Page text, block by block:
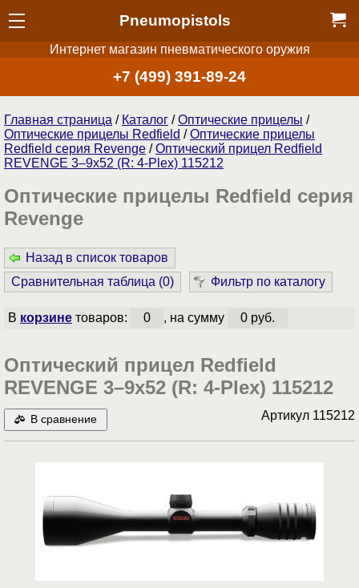
Pneumopistols
Интернет магазин пневматического оружия
+7 (499) 391-89-24
Главная страница / Каталог /Оптические прицелы /
Оптические прицелы Redfield /Оптические прицелы
Redfield серия Revenge /Оптический прицел Redfield
REVENGE 3–9x52 (R: 4-Plex) 115212
Оптические прицелы Redfield серия
Revenge
Назад в список товаров
Сравнительная таблица (0) Фильтр по каталогу
В корзинетоваров: 0 , на сумму 0 руб.
Оптический прицел Redfield
REVENGE 3–9x52 (R: 4-Plex) 115212
В сравнение Артикул 115212